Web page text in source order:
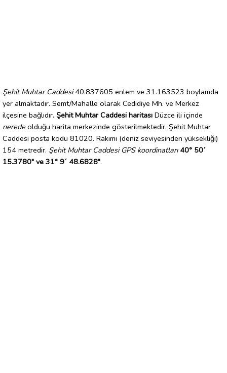
Şehit Muhtar Caddesi40.837605 enlem ve 31.163523 boylamda
yer almaktadır. Semt/Mahalle olarak Cedidiye Mh. ve Merkez
ilçesine bağlıdır. Şehit Muhtar Caddesi haritası Düzce ili içinde
nerede olduğu harita merkezinde gösterilmektedir. Şehit Muhtar
Caddesi posta kodu 81020. Rakımı (deniz seviyesinden yüksekliği)
154 metredir. Şehit Muhtar Caddesi GPS koordinatları 40° 50´
15.3780" ve 31° 9´ 48.6828".